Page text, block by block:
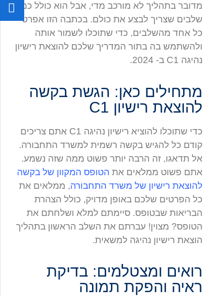
מדובר בתהליך לא מורכב מדי, אבל הוא כולל כמה
שלבים שצריך לבצע את כולם. בכתבה הזו אפרט
כל אחד מהשלבים, כדי שתוכלו לשמור אותה
ולהשתמש בה בתור המדריך שלכם להוצאת רישיון
נהיגה C1 ב- 2024.
מתחילים כאן: הגשת בקשה
להוצאת רישיון C1
כדי שתוכלו להוציא רישיון נהיגה C1 אתם צריכים
קודם כל להגיש בקשה רשמית למשרד התחבורה.
אל תדאגו, זה הרבה יותר פשוט ממה שזה נשמע.
אתם פשוט ממלאים את הטופס המקוון של בקשה
להוצאת רישיון של משרד התחבורה, ממלאים את
כל הפרטים שלכם באופן מדויק, כולל הצהרת
הבריאות שבטופס. סיימתם למלא ושלחתם את
הטופס? מצוין! עברתם את השלב הראשון בתהליך
הוצאת רישיון נהיגה למשאית.
רואים ומצטלמים: בדיקת
ראיה והפקת תמונה